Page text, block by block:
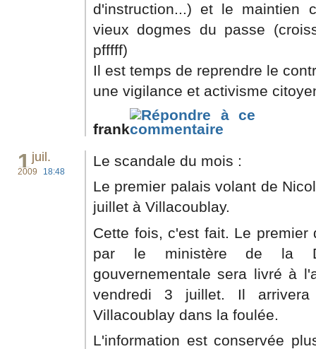
d'instruction...) et le maintien
vieux dogmes du passe
pfffff)
Il est temps de reprendre le
une vigilance et activisme
frank
1juil.
2009 18:48
Le scandale du mois :
Le premier palais volant de
juillet à Villacoublay.
Cette fois, c'est fait. Le
par le ministère de la
gouvernementale sera livré à
vendredi 3 juillet. Il
Villacoublay dans la foulée.
L'information est conservée